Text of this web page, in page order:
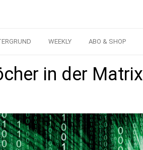
WEEKLY ABO & SHOP
in der